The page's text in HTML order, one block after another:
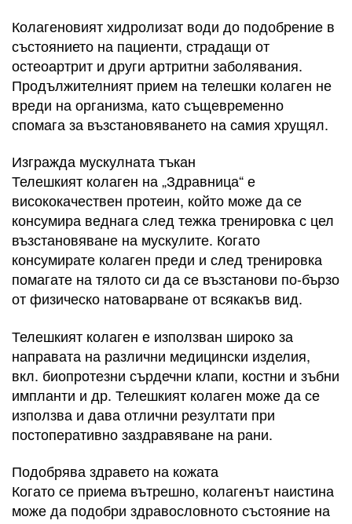
Колагеновият хидролизат води до подобрение в
състоянието на пациенти, страдащи от
остеоартрит и други артритни заболявания.
Продължителният прием на телешки колаген не
вреди на организма, като същевременно
спомага за възстановяването на самия хрущял.
Изгражда мускулната тъкан
Телешкият колаген на „Здравница“ е
висококачествен протеин, който може да се
консумира веднага след тежка тренировка с цел
възстановяване на мускулите. Когато
консумирате колаген преди и след тренировка
помагате на тялото си да се възстанови по-бързо
от физическо натоварване от всякакъв вид.
Телешкият колаген е използван широко за
направата на различни медицински изделия,
вкл. биопротезни сърдечни клапи, костни и зъбни
импланти и др. Телешкият колаген може да се
използва и дава отлични резултати при
постоперативно заздравяване на рани.
Подобрява здравето на кожата
Когато се приема вътрешно, колагенът наистина
може да подобри здравословното състояние на